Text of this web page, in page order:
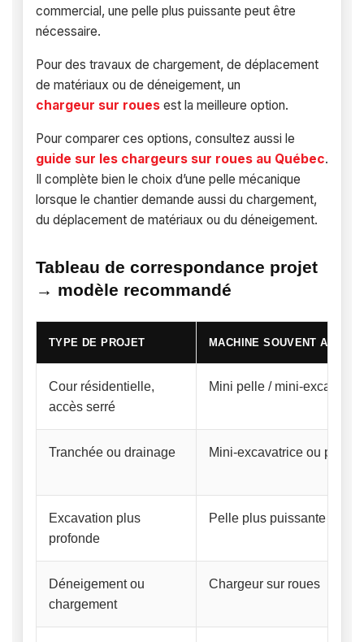
commercial, une pelle plus puissante peut être
nécessaire.
Pour des travaux de chargement, de déplacement
de matériaux ou de déneigement, un
chargeur sur roues est la meilleure option.
Pour comparer ces options, consultez aussi le
guide sur les chargeurs sur roues au Québec.
Il complète bien le choix d’une pelle mécanique
lorsque le chantier demande aussi du chargement,
du déplacement de matériaux ou du déneigement.
Tableau de correspondance projet
→ modèle recommandé
TYPE DE PROJET MACHINE SOUVENT
Cour résidentielle,
accès serré
Mini pelle / mini-
Tranchée ou drainage Mini-excavatrice ou pelle
Excavation plus
profonde
Pelle plus puissante
Déneigement ou
chargement
Chargeur sur roues